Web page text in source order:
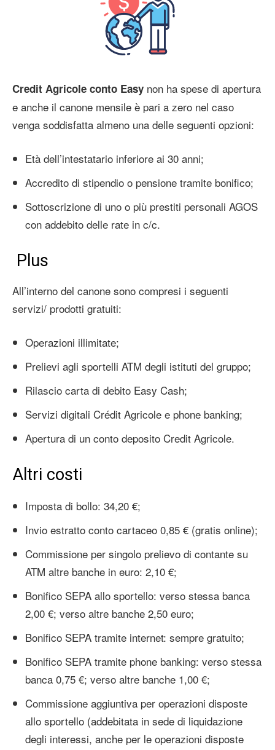
Credit Agricole conto Easy non ha spese di apertura
e anche il canone mensile è pari a zero nel caso
venga soddisfatta almeno una delle seguenti opzioni:
Età dell’intestatario inferiore ai 30 anni;
Accredito di stipendio o pensione tramite bonifico;
Sottoscrizione di uno o più prestiti personali AGOS
con addebito delle rate in c/c.
Plus
All’interno del canone sono compresi i seguenti
servizi/ prodotti gratuiti:
Operazioni illimitate;
Prelievi agli sportelli ATM degli istituti del gruppo;
Rilascio carta di debito Easy Cash;
Servizi digitali Crédit Agricole e phone banking;
Apertura di un conto deposito Credit Agricole.
Altri costi
Imposta di bollo: 34,20 €;
Invio estratto conto cartaceo 0,85 € (gratis online);
Commissione per singolo prelievo di contante su
ATM altre banche in euro: 2,10 €;
Bonifico SEPA allo sportello: verso stessa banca
2,00 €; verso altre banche 2,50 euro;
Bonifico SEPA tramite internet: sempre gratuito;
Bonifico SEPA tramite phone banking: verso stessa
banca 0,75 €; verso altre banche 1,00 €;
Commissione aggiuntiva per operazioni disposte
allo sportello (addebitata in sede di liquidazione
degli interessi, anche per le operazioni disposte